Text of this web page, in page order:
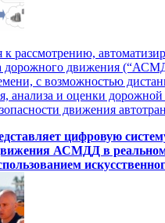
к рассмотрению,
дорожного движения
с возможностью
анализа и оценки дорожной
движения
цифровую
АСМДД в